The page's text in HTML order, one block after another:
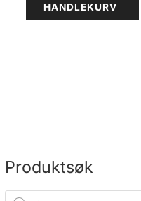
Produktsøk
P
HANDLEKURV